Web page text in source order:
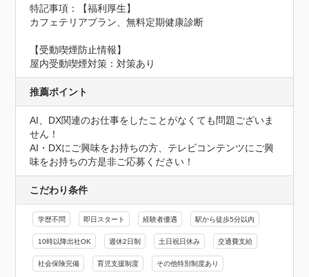
特記事項：【福利厚生】
カフェテリアプラン、無料定期健康診断
【受動喫煙防止情報】
屋内受動喫煙対策：対策あり
推薦ポイント
AI、DX関連のお仕事をしたことがなくても問題ございま
せん！
AI・DXにご興味をお持ちの方、テレビコンテンツにご興
味をお持ちの方是非ご応募ください！
こだわり条件
学歴不問 即日スタート 経験者優遇 駅から徒歩5分以内
10時以降出社OK 週休2日制 土日祝日休み 交通費支給
社会保険完備 育児支援制度 その他特別制度あり